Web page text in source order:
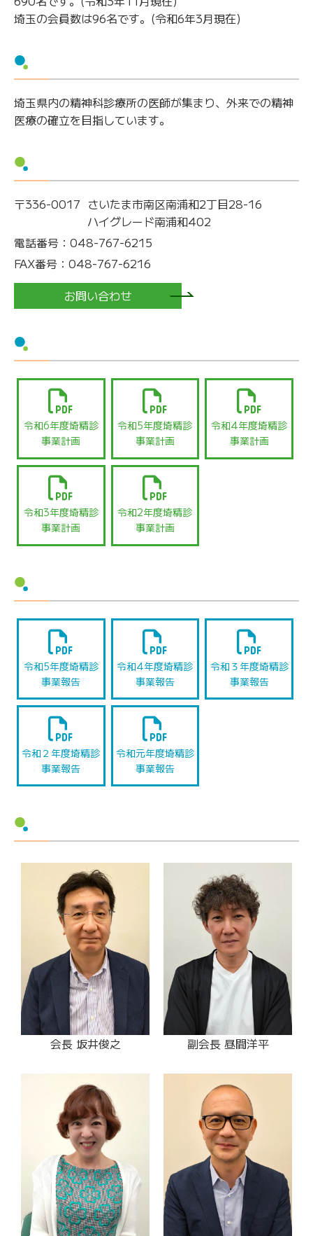
埼玉の会員数は96名です。(令和6年3月現在)
埼玉県内の精神科診療所の医師が集まり、外来での精神
医療の確立を目指しています。
〒336-0017 さいたま市南区南浦和2丁目28-16
ハイグレード南浦和402
電話番号： 048-767-6215
FAX番号： 048-767-6216
お問い合わせ
令和6年度埼精診
事業計画
令和5年度埼精診
事業計画
令和4年度埼精診
事業計画
令和3年度埼精診
事業計画
令和2年度埼精診
事業計画
令和5年度埼精診
事業報告
令和4年度埼精診
事業報告
令和３年度埼精診
事業報告
令和２年度埼精診
事業報告
令和元年度埼精診
事業報告
会長 坂井俊之 副会長 昼間洋平